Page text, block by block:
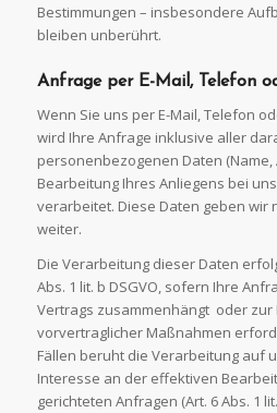
Bestimmungen – insbesondere
bleiben unberührt.
Anfrage per E-Mail, Telefon
Wenn Sie uns per E-Mail, Telefon
wird Ihre Anfrage inklusive aller
personenbezogenen Daten
Bearbeitung Ihres Anliegens bei
verarbeitet. Diese Daten geben wir
weiter.
Die Verarbeitung dieser Daten
Abs. 1 lit. b DSGVO, sofern Ihre
Vertrags zusammenhängt oder zur
vorvertraglicher Maßnahmen
Fällen beruht die Verarbeitung auf
Interesse an der effektiven
gerichteten Anfragen (Art. 6 Abs. 1